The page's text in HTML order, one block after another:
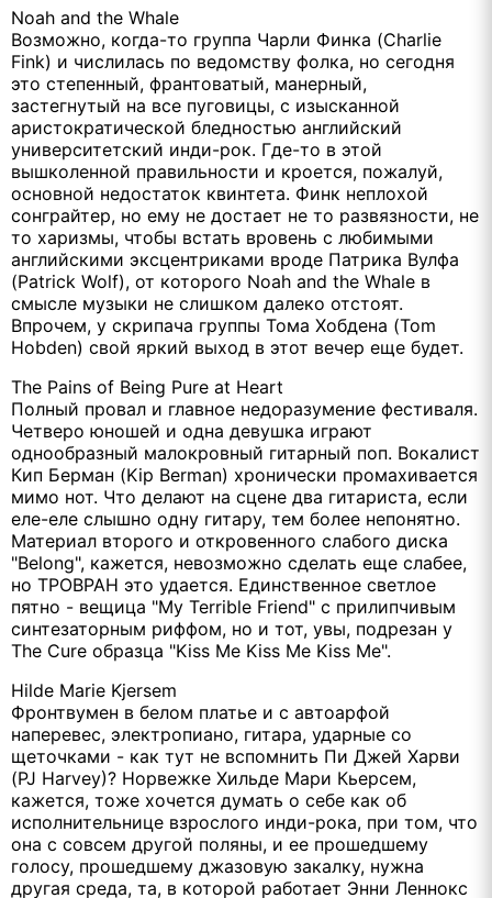
Noah and the Whale
Возможно, когда-то группа Чарли Финка (Charlie
Fink) и числилась по ведомству фолка, но сегодня
это степенный, франтоватый, манерный,
застегнутый на все пуговицы, с изысканной
аристократической бледностью английский
университетский инди-рок. Где-то в этой
вышколенной правильности и кроется, пожалуй,
основной недостаток квинтета. Финк неплохой
сонграйтер, но ему не достает не то развязности, не
то харизмы, чтобы встать вровень с любимыми
английскими эксцентриками вроде Патрика Вулфа
(Patrick Wolf), от которого Noah and the Whale в
смысле музыки не слишком далеко отстоят.
Впрочем, у скрипача группы Тома Хобдена (Tom
Hobden) свой яркий выход в этот вечер еще будет.
The Pains of Being Pure at Heart
Полный провал и главное недоразумение фестиваля.
Четверо юношей и одна девушка играют
однообразный малокровный гитарный поп. Вокалист
Кип Берман (Kip Berman) хронически промахивается
мимо нот. Что делают на сцене два гитариста, если
еле-еле слышно одну гитару, тем более непонятно.
Материал второго и откровенного слабого диска
"Belong", кажется, невозможно сделать еще слабее,
но TPOBPAH это удается. Единственное светлое
пятно - вещица "My Terrible Friend" с прилипчивым
синтезаторным риффом, но и тот, увы, подрезан у
The Cure образца "Kiss Me Kiss Me Kiss Me".
Hilde Marie Kjersem
Фронтвумен в белом платье и с автоарфой
наперевес, электропиано, гитара, ударные со
щеточками - как тут не вспомнить Пи Джей Харви
(PJ Harvey)? Норвежке Хильде Мари Кьерсем,
кажется, тоже хочется думать о себе как об
исполнительнице взрослого инди-рока, при том, что
она с совсем другой поляны, и ее прошедшему
голосу, прошедшему джазовую закалку, нужна
другая среда, та, в которой работает Энни Леннокс